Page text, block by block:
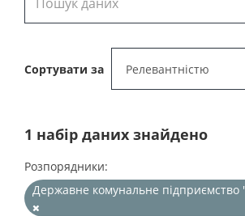
Сортувати за
1 набір даних знайдено
Розпорядники:
Державне комунальне підприємство